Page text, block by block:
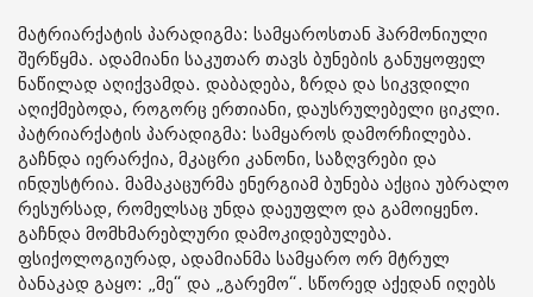
მატრიარქატის პარადიგმა: სამყაროსთან ჰარმონიული
შერწყმა. ადამიანი საკუთარ თავს ბუნების განუყოფელ
ნაწილად აღიქვამდა. დაბადება, ზრდა და სიკვდილი
აღიქმებოდა, როგორც ერთიანი, დაუსრულებელი ციკლი.
პატრიარქატის პარადიგმა: სამყაროს დამორჩილება.
გაჩნდა იერარქია, მკაცრი კანონი, საზღვრები და
ინდუსტრია. მამაკაცურმა ენერგიამ ბუნება აქცია უბრალო
რესურსად, რომელსაც უნდა დაეუფლო და გამოიყენო.
გაჩნდა მომხმარებლური დამოკიდებულება.
ფსიქოლოგიურად, ადამიანმა სამყარო ორ მტრულ
ბანაკად გაყო: „მე“ და „გარემო“. სწორედ აქედან იღებს